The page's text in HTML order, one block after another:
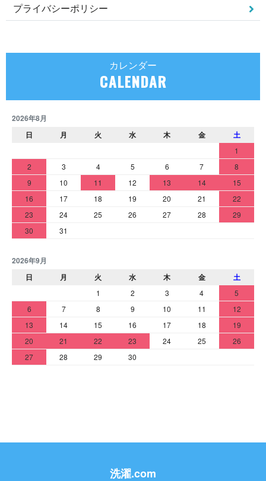
プライバシーポリシー
カレンダー
CALENDAR
2026年8月
日
月 火 水 木 金 土
1
2
3 4 5 6 7
8
9
10 11 12 13 14
15
16
17 18 19 20 21
22
23
24 25 26 27 28
29
30
31
2026年9月
日
月 火 水 木 金 土
1 2 3 4
5
6
7 8 9 10 11
12
13
14 15 16 17 18
19
20
21 22 23 24 25
26
27
28 29 30
洗濯.com